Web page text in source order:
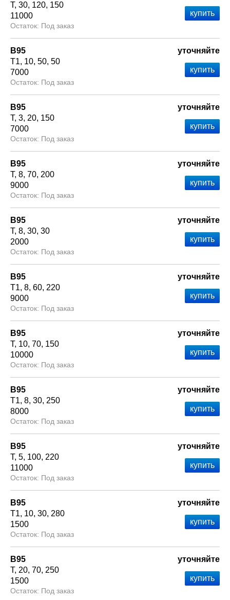
Т 30 120 150
11000
Под заказ
В95
Т1 10 50 50
7000
Под заказ
уточняйте
В95
Т 3 20 150
7000
Под заказ
уточняйте
В95
Т 8 70 200
9000
Под заказ
уточняйте
В95
Т 8 30 30
2000
Под заказ
уточняйте
В95
Т1 8 60 220
9000
Под заказ
уточняйте
В95
Т 10 70 150
10000
Под заказ
уточняйте
В95
Т1 8 30 250
8000
Под заказ
уточняйте
В95
Т 5 100 220
11000
Под заказ
уточняйте
В95
Т1 10 30 280
1500
Под заказ
уточняйте
В95
Т 20 70 250
1500
Под заказ
уточняйте